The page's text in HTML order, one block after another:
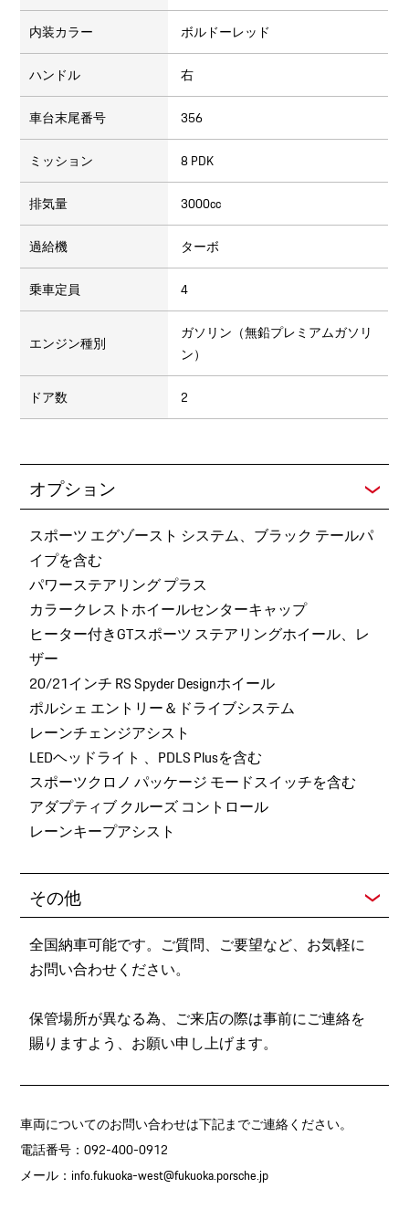
内装カラー ボルドーレッド
ハンドル 右
車台末尾番号 356
ミッション 8 PDK
排気量 3000cc
過給機 ターボ
乗車定員 4
エンジン種別
ガソリン（無鉛プレミアムガソリ
ン）
ドア数 2
オプション
スポーツ エグゾースト システム、ブラック テールパ
イプを含む
パワーステアリング プラス
カラークレストホイールセンターキャップ
ヒーター付きGTスポーツ ステアリングホイール、レ
ザー
20/21インチ RS Spyder Designホイール
ポルシェ エントリー＆ドライブシステム
レーンチェンジアシスト
LEDヘッドライト 、PDLS Plusを含む
スポーツクロノ パッケージ モードスイッチを含む
アダプティブ クルーズ コントロール
レーンキープアシスト
その他
全国納車可能です。ご質問、ご要望など、お気軽に
お問い合わせください。
保管場所が異なる為、ご来店の際は事前にご連絡を
賜りますよう、お願い申し上げます。
車両についてのお問い合わせは下記までご連絡ください。
電話番号：092-400-0912
メール： info.fukuoka-west@fukuoka.porsche.jp